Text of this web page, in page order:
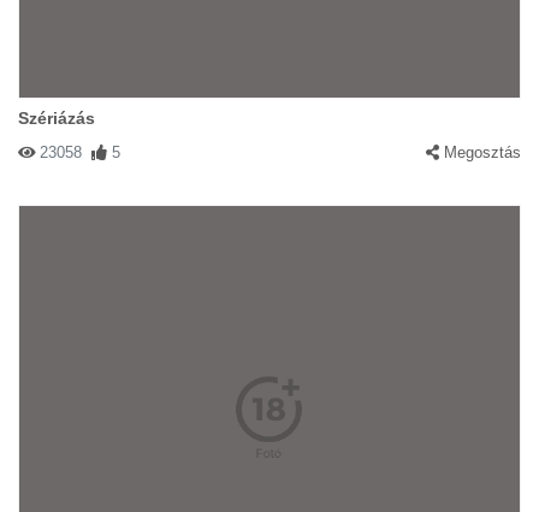
Szériázás
23058 5 Megosztás